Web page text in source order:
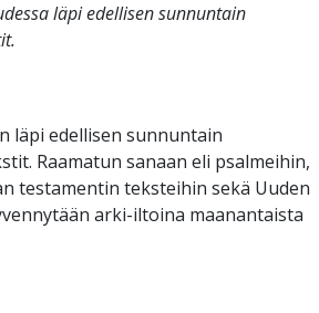
läpi edellisen sunnuntain
läpi edellisen sunnuntain
Raamatun sanaan eli psalmeihin,
testamentin teksteihin sekä Uuden
arki-iltoina maanantaista